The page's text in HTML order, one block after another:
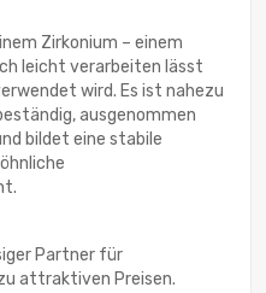
Zirkonium – einem
leicht verarbeiten lässt
wird. Es ist nahezu
ausgenommen
bildet eine stabile
Partner für
attraktiven Preisen.